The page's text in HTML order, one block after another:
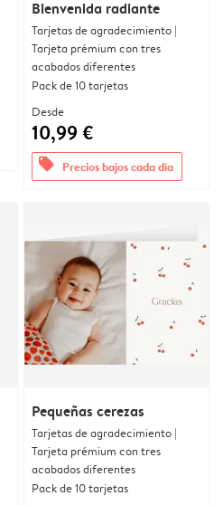
Bienvenida radiante
Tarjetas de agradecimiento |
Tarjeta prémium con tres
acabados diferentes
Pack de 10 tarjetas
Desde
10,99 €
offers Precios bajos cada día
Pequeñas cerezas
Tarjetas de agradecimiento |
Tarjeta prémium con tres
acabados diferentes
Pack de 10 tarjetas